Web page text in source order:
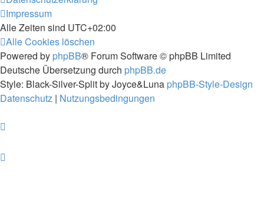
Impressum
Alle Zeiten sind UTC+02:00
Alle Cookies löschen
Powered by phpBB® Forum Software © phpBB Limited
Deutsche Übersetzung durch phpBB.de
Style: Black-Silver-Split by Joyce&Luna phpBB-Style-Design
Datenschutz | Nutzungsbedingungen